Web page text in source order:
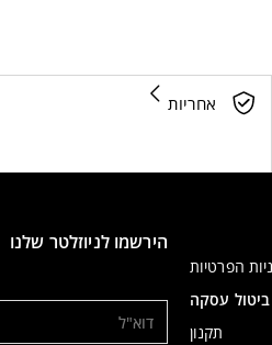
אחריות
הפרטיות
ביטול עסקה
תקנון
הירשמו לניוזלטר שלנו